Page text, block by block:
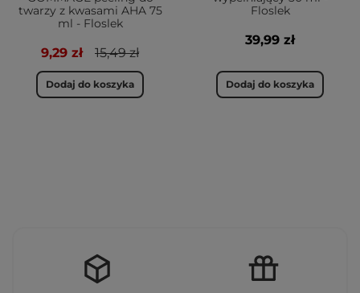
twarzy z kwasami AHA 75
ml - Floslek
9,29 zł 15,49 zł
Dodaj do koszyka
Floslek
39,99 zł
Dodaj do koszyka